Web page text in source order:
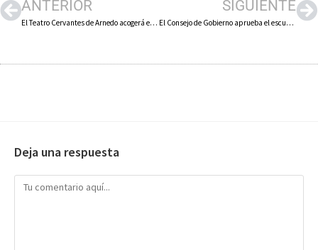
ANTERIOR
El Teatro Cervantes de Arnedo acogerá el 11 de mayo el «Día de la Universidad de La Rioja» en conmemoración del 34 aniversario de la aprobación de la Ley de Creación de la UR
SIGUIENTE
El Consejo de Gobierno aprueba el escudo y la bandera de Santa Eulalia Bajera
Deja una respuesta